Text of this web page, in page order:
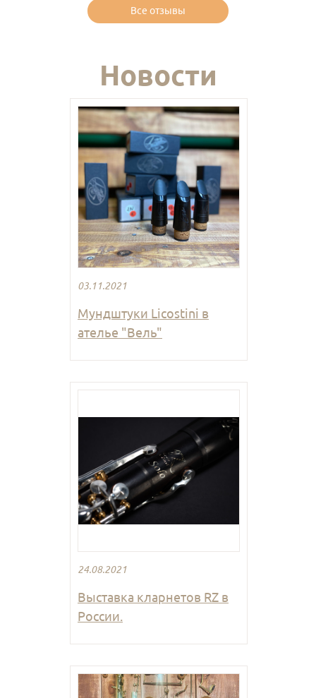
Все отзывы
Новости
03.11.2021
Мундштуки Licostini в
ателье "Вель"
24.08.2021
Выставка кларнетов RZ в
России.